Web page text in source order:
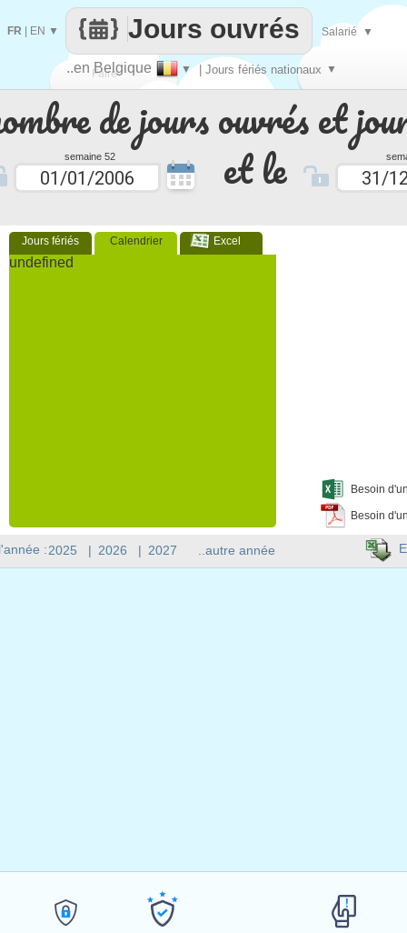
de jours ouvrés et
semaine 52 et le
Jours fériés Calendrier Excel
undefined
Besoin
Besoin
Faire
que
..en Belgique ▼ | Jours fériés nationaux ▼
Jours ouvrés
FR EN ▼ Salarié ▼
:2025 | 2026 | 2027 ..autre année